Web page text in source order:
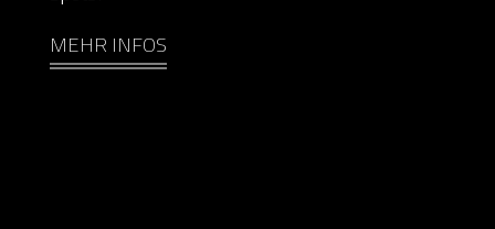
MEHR INFOS